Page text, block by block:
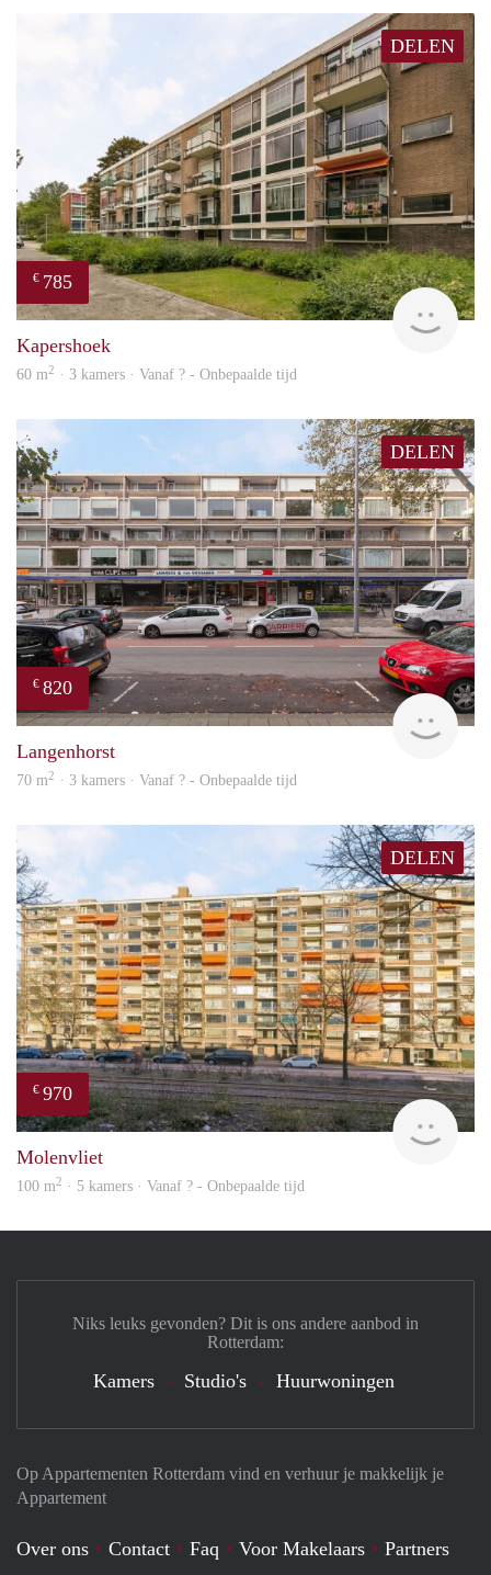
DELEN
€ 785
Kapershoek
60 m2 · 3 kamers · Vanaf ? - Onbepaalde tijd
DELEN
€ 820
Langenhorst
70 m2 · 3 kamers · Vanaf ? - Onbepaalde tijd
DELEN
€ 970
Molenvliet
100 m2 · 5 kamers · Vanaf ? - Onbepaalde tijd
Op Appartementen Rotterdam vind en verhuur je makkelijk je
Appartement
Over ons Contact Faq Voor Makelaars Partners
Niks leuks gevonden? Dit is ons andere aanbod in
Rotterdam:
Kamers Studio's Huurwoningen